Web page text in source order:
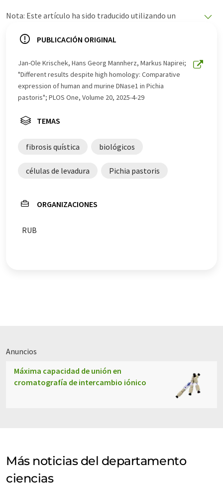
Nota: Este artículo ha sido traducido utilizando un
ofrece estas traducciones automáticas para presentar
este artículo ha sido traducido con traducción
automática, es posible que contenga errores de
vocabulario, sintaxis o gramática. El artículo original en
Inglés se puede encontraraquí.
PUBLICACIÓN ORIGINAL
Jan-Ole Krischek, Hans Georg Mannherz, Markus Napirei;
"Different results despite high homology: Comparative
expression of human and murine DNase1 in Pichia
pastoris"; PLOS One, Volume 20, 2025-4-29
TEMAS
fibrosis quística biológicos
células de levadura Pichia pastoris
ORGANIZACIONES
RUB
Anuncios
Máxima capacidad de unión en
cromatografía de intercambio iónico
Más noticias del departamento
ciencias